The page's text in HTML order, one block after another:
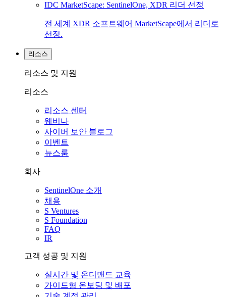
IDC MarketScape: SentinelOne, XDR 리더 선정
전 세계 XDR 소프트웨어 MarketScape에서 리더로
선정.
리소스
리소스 및 지원
리소스
리소스 센터
웨비나
사이버 보안 블로그
이벤트
뉴스룸
회사
SentinelOne 소개
채용
S Ventures
S Foundation
FAQ
IR
고객 성공 및 지원
실시간 및 온디맨드 교육
가이드형 온보딩 및 배포